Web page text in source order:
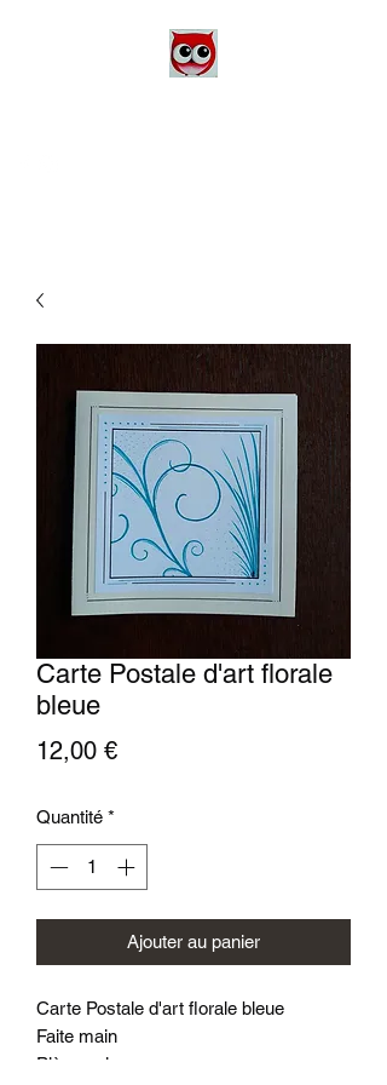
Carte Postale d'art florale
bleue
12,00 €Prix
Quantité *
Ajouter au panier
Carte Postale d'art florale bleue
Faite main
Pièce unique